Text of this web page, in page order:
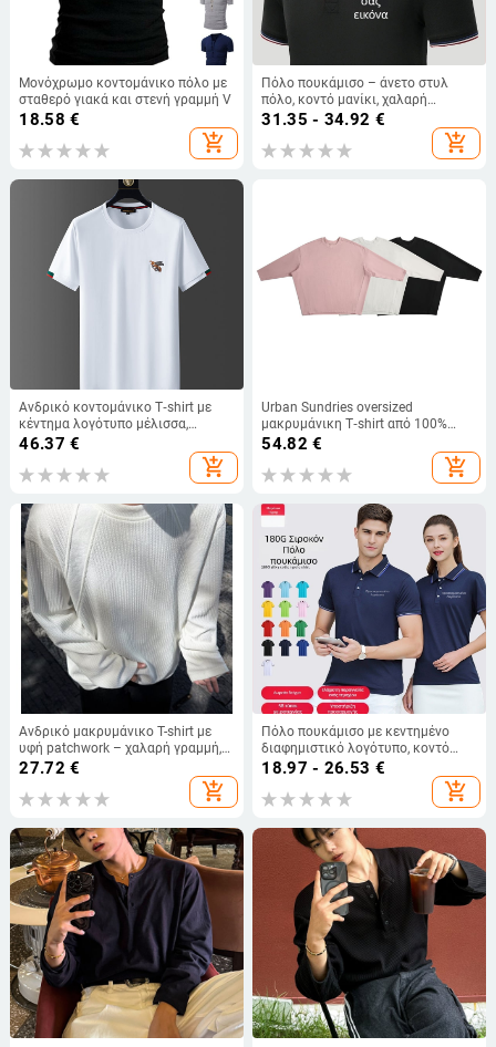
Μονόχρωμο κοντομάνικο πόλο με
σταθερό γιακά και στενή γραμμή V
18.58 €
add_shopping_cart
Πόλο πουκάμισο – άνετο στυλ
πόλο, κοντό μανίκι, χαλαρή
εφαρμογή, βαμβάκι (58%)
31.35 - 34.92 €
add_shopping_cart
Ανδρικό κοντομάνικο T‑shirt με
κέντημα λογότυπο μέλισσα,
στρογυλός λαιμός, ελαφρύ
46.37 €
add_shopping_cart
Urban Sundries oversized
μακρυμάνικη T‑shirt από 100%
βαμβάκι, μονόχρωμη, φθινοπωρινή
54.82 €
add_shopping_cart
Ανδρικό μακρυμάνικο T-shirt με
υφή patchwork – χαλαρή γραμμή,
Hong Kong στυλ, πολυεστέρας
27.72 €
add_shopping_cart
Πόλο πουκάμισο με κεντημένο
διαφημιστικό λογότυπο, κοντό
μανίκι, βαμβακερό ύφασμα,
εφαρμοστός κόψ, καλοκαίρι
εργασία
18.97 - 26.53 €
add_shopping_cart